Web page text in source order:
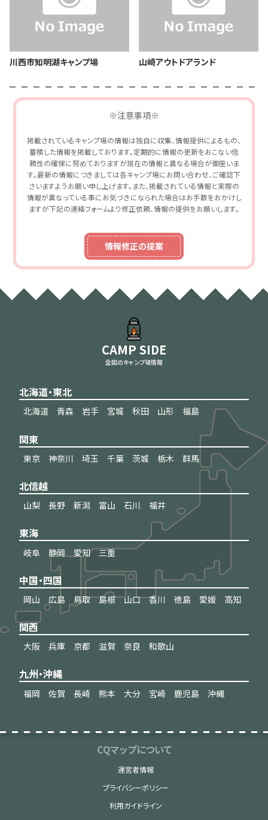
川西市知明湖キャンプ場 山崎アウトドアランド
※注意事項※
掲載されているキャンプ場の情報は独自に収集、情報提供によるもの、
蓄積した情報を掲載しております。定期的に情報の更新をおこない信
頼性の確保に努めておりますが現在の情報と異なる場合が御座いま
す。最新の情報につきましては各キャンプ場にお問い合わせ、ご確認下
さいますようお願い申し上げます。また、掲載されている情報と実際の
情報が異なっている事にお気づきになられた場合はお手数をおかけし
ますが下記の連絡フォームより修正依頼、情報の提供をお願いします。
情報修正の提案
CAMP SIDE
全国のキャンプ場情報
北海道・東北
北海道 青森 岩手 宮城 秋田 山形 福島
関東
東京 神奈川 埼玉 千葉 茨城 栃木 群馬
北信越
山梨 長野 新潟 富山 石川 福井
東海
岐阜 静岡 愛知 三重
中国・四国
岡山 広島 鳥取 島根 山口 香川 徳島 愛媛 高知
関西
大阪 兵庫 京都 滋賀 奈良 和歌山
九州・沖縄
福岡 佐賀 長崎 熊本 大分 宮崎 鹿児島 沖縄
CQマップについて
運営者情報
プライバシーポリシー
利用ガイドライン